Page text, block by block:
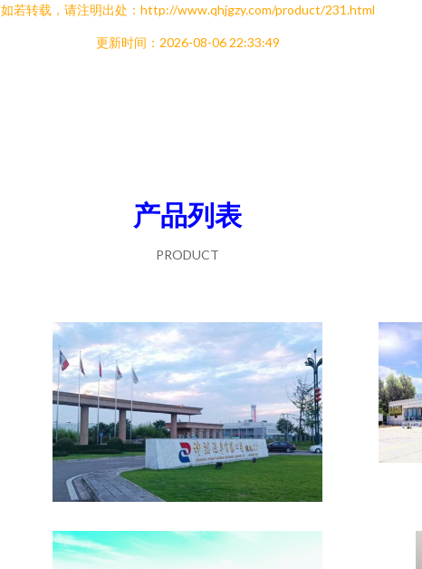
如若转载，请注明出处：http://www.qhjgzy.com/product/231.html
更新时间：2026-08-06 22:33:49
产品列表
PRODUCT